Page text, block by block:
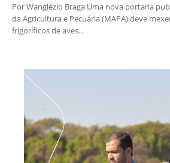
Por Wanglézio Braga Uma nova portaria
da Agricultura e Pecuária (MAPA) deve
frigoríficos de aves...